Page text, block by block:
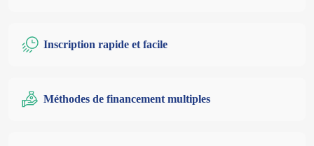
Inscription rapide et facile
Méthodes de financement multiples